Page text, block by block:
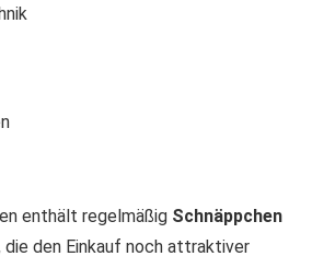
enthält regelmäßig Schnäppchen
die den Einkauf noch attraktiver